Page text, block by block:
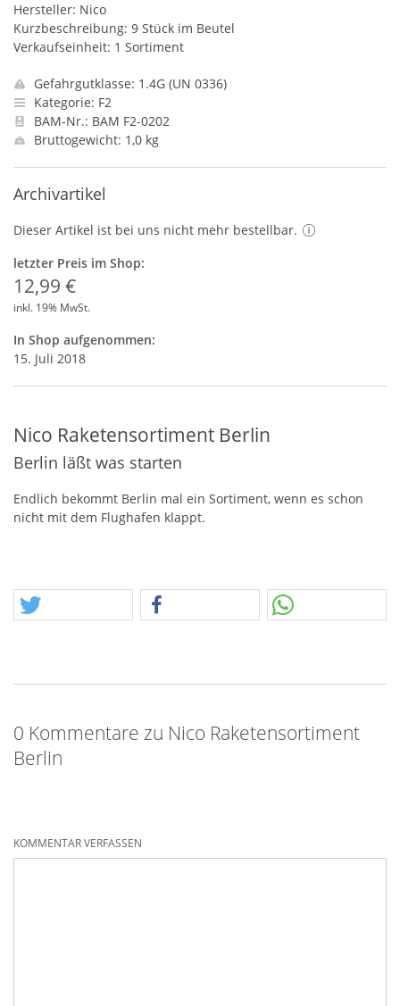
Hersteller: Nico
Kurzbeschreibung: 9 Stück im Beutel
Verkaufseinheit: 1 Sortiment
Gefahrgutklasse: 1.4G (UN 0336)
Kategorie: F2
BAM-Nr.: BAM F2-0202
Bruttogewicht: 1,0 kg
Archivartikel
Dieser Artikel ist bei uns nicht mehr bestellbar.
letzter Preis im Shop:
12,99 €
inkl. 19% MwSt.
In Shop aufgenommen:
15. Juli 2018
Nico Raketensortiment Berlin
Berlin läßt was starten
Endlich bekommt Berlin mal ein Sortiment, wenn es schon
nicht mit dem Flughafen klappt.
0 Kommentare zu Nico Raketensortiment
Berlin
KOMMENTAR VERFASSEN